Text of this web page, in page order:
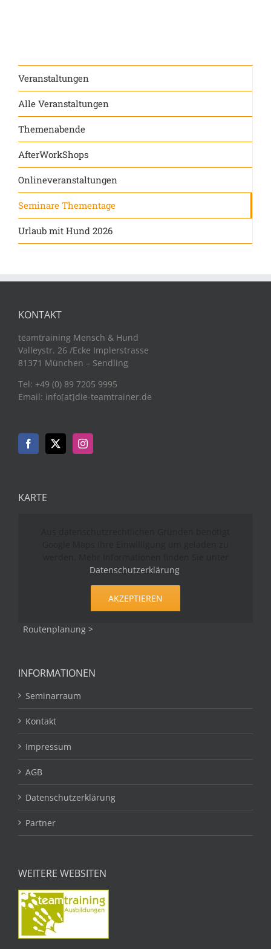
Veranstaltungen
Alle Veranstaltungen
Themenabende
AfterWorkShops
Onlineveranstaltungen
Seminare Thementage
Urlaub mit Hund 2026
KONTAKT
teamtraining Mensch & Hund
Valleystr. 26 /Ecke Implerstrasse
81371 München – Sendling
Tel: +49 (0) 89 7205 9995
Email: info[at]die-teamtrainer.de
KARTE
Datenschutzerklärung.
AKZEPTIEREN
Routenplanung >
INFORMATIONEN
Seminarraum
Kontakt
Impressum
AGB
Datenschutzerklärung
Partner
WEITERE WEBSITEN